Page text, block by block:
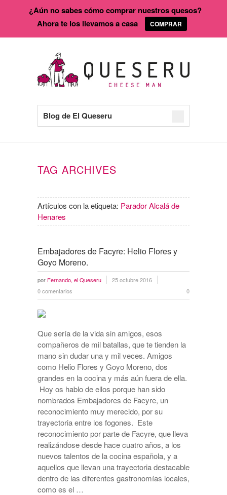
Blog de El Queseru
TAG ARCHIVES
Artículos con la etiqueta: Parador Alcalá de
Henares
Embajadores de Facyre: Helio Flores y
Goyo Moreno.
por Fernando, el Queseru
25 octubre 2016
0 comentarios
0
Que sería de la vida sin amigos, esos
compañeros de mil batallas, que te tienden la
mano sin dudar una y mil veces. Amigos
como Helio Flores y Goyo Moreno, dos
grandes en la cocina y más aún fuera de ella.
Hoy os hablo de ellos porque han sido
nombrados Embajadores de Facyre, un
reconocimiento muy merecido, por su
trayectoria entre los fogones. Este
reconocimiento por parte de Facyre, que lleva
realizándose desde hace cuatro años, a los
nuevos talentos de la cocina española, y a
aquellos que llevan una trayectoria destacable
dentro de las diferentes gastronomías locales,
como es el …
¿Aún no sabes cómo comprar nuestros quesos?
Ahora te los llevamos a casa
COMPRAR